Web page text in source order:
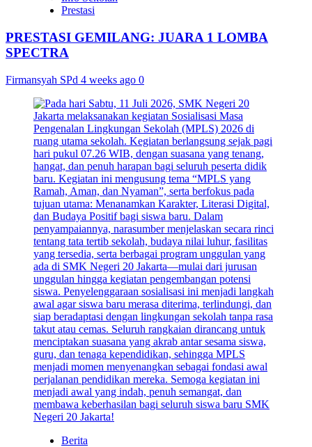
Prestasi
PRESTASI GEMILANG: JUARA 1 LOMBA
SPECTRA
Firmansyah SPd 4 weeks ago 0
Berita